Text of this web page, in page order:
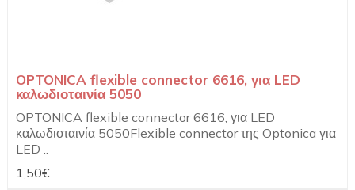
OPTONICA flexible connector 6616, για LED
καλωδιοταινία 5050
OPTONICA flexible connector 6616, για LED
καλωδιοταινία 5050Flexible connector της Optonica για
LED ..
1,50€